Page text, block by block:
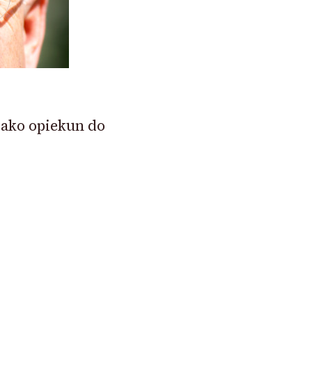
opiekun do